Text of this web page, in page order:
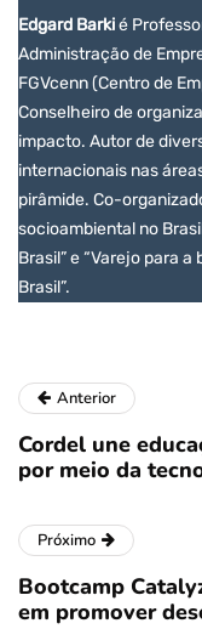
Edgard Barkié
Administração de
FGVcenn (Centro de
Conselheiro de
impacto. Autor de
internacionais nas
pirâmide. Co-
socioambiental no
Brasil” e “Varejo para
Brasil”.
Anterior
Cordel une
por meio da
Próximo
Bootcamp
em promover